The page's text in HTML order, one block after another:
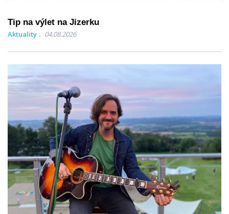
Tip na výlet na Jizerku
Aktuality 04.08.2026